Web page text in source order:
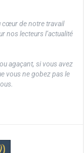
cœur de notre travail
nos lecteurs l’actualité
agaçant, si vous avez
vous ne gobez pas le